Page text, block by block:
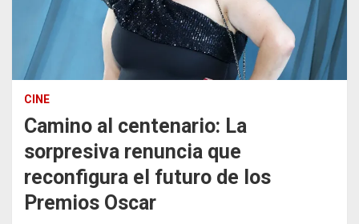
CINE
Camino al centenario: La
sorpresiva renuncia que
reconfigura el futuro de los
Premios Oscar